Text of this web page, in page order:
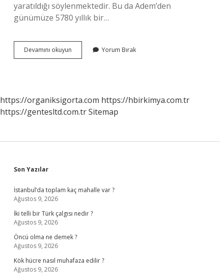
yaratıldığı söylenmektedir. Bu da Adem’den
günümüze 5780 yıllık bir…
Devamını okuyun
Âdem
Dünyaya
Geldi
Yorum Bırak
https://organiksigorta.com https://hbirkimya.com.tr
https://gentesltd.com.trSitemap
Sidebar
Son Yazılar
İstanbul’da toplam kaç mahalle var ?
Ağustos 9, 2026
İki telli bir Türk çalgısı nedir ?
Ağustos 9, 2026
Öncü olma ne demek ?
Ağustos 9, 2026
Kök hücre nasıl muhafaza edilir ?
Ağustos 9, 2026